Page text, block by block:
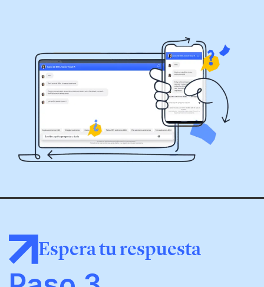
Espera tu respuesta